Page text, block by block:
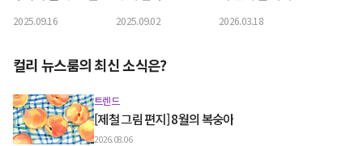
기
2025.09.16 2025.09.02 2026.03.18
컬리 뉴스룸의 최신 소식은?
트렌드
[제철 그림 편지] 8월의 복숭아
2026.08.06